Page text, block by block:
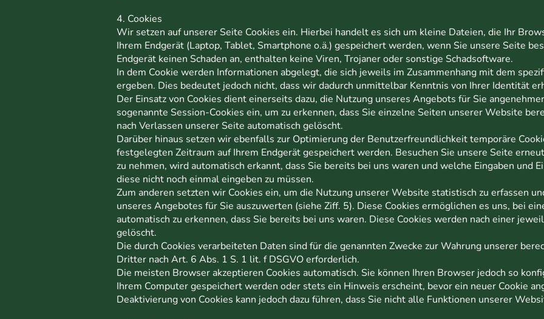
4. Cookies
Wir setzen auf unserer Seite Cookies ein. Hierbei handelt es sich um kleine Dateien, die Ihr
Ihrem Endgerät (Laptop, Tablet, Smartphone o.ä.) gespeichert werden, wenn Sie unsere Seite
Endgerät keinen Schaden an, enthalten keine Viren, Trojaner oder sonstige Schadsoftware.
In dem Cookie werden Informationen abgelegt, die sich jeweils im Zusammenhang mit dem
ergeben. Dies bedeutet jedoch nicht, dass wir dadurch unmittelbar Kenntnis von Ihrer Identität
Der Einsatz von Cookies dient einerseits dazu, die Nutzung unseres Angebots für Sie
sogenannte Session-Cookies ein, um zu erkennen, dass Sie einzelne Seiten unserer Website
nach Verlassen unserer Seite automatisch gelöscht.
Darüber hinaus setzen wir ebenfalls zur Optimierung der Benutzerfreundlichkeit temporäre
festgelegten Zeitraum auf Ihrem Endgerät gespeichert werden. Besuchen Sie unsere Seite
zu nehmen, wird automatisch erkannt, dass Sie bereits bei uns waren und welche Eingaben und
diese nicht noch einmal eingeben zu müssen.
Zum anderen setzten wir Cookies ein, um die Nutzung unserer Website statistisch zu erfassen
unseres Angebotes für Sie auszuwerten (siehe Ziff. 5). Diese Cookies ermöglichen es uns, bei
automatisch zu erkennen, dass Sie bereits bei uns waren. Diese Cookies werden nach einer
gelöscht.
Die durch Cookies verarbeiteten Daten sind für die genannten Zwecke zur Wahrung unserer
Dritter nach Art. 6 Abs. 1 S. 1 lit. f DSGVO erforderlich.
Die meisten Browser akzeptieren Cookies automatisch. Sie können Ihren Browser jedoch so
Ihrem Computer gespeichert werden oder stets ein Hinweis erscheint, bevor ein neuer Cookie
Deaktivierung von Cookies kann jedoch dazu führen, dass Sie nicht alle Funktionen unserer